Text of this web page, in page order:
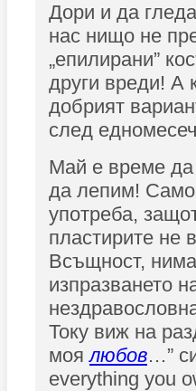
Дори и да
нас нищо не
„епилирани”
други вреди! А
добрият
след
Май е време
да лепим! Само
употреба,
пластирите не
Всъщност,
изпразването
Току виж на
моялюбов…”
everything you